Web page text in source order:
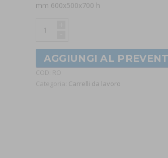
mm 600x500x700 h
AGGIUNGI AL
COD: RO
Categoria: Carrelli da lavoro